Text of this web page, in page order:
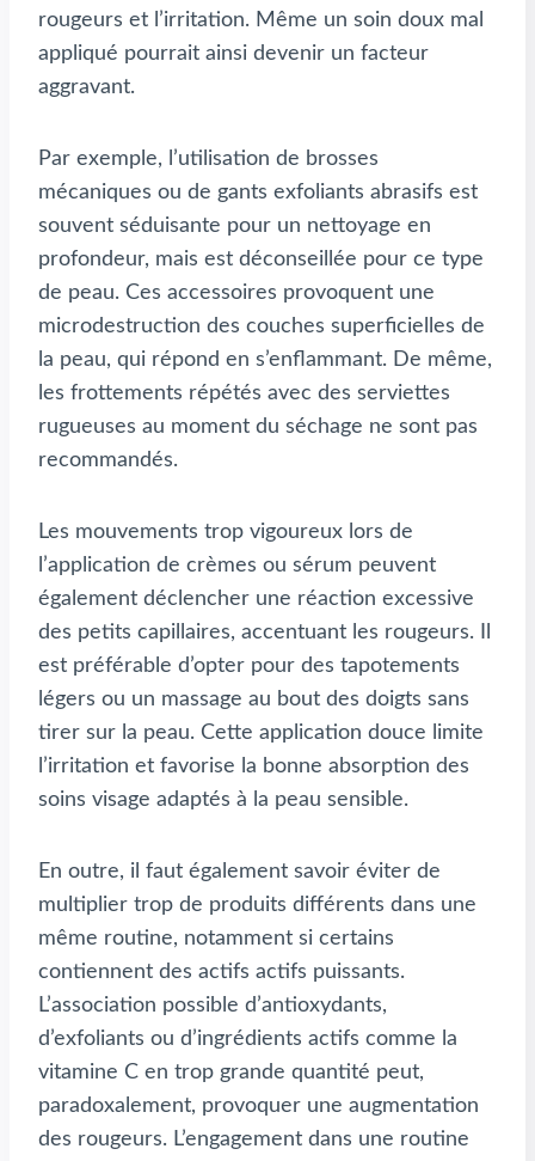
rougeurs et l’irritation. Même un soin doux mal
appliqué pourrait ainsi devenir un facteur
aggravant.
Par exemple, l’utilisation de brosses
mécaniques ou de gants exfoliants abrasifs est
souvent séduisante pour un nettoyage en
profondeur, mais est déconseillée pour ce type
de peau. Ces accessoires provoquent une
microdestruction des couches superficielles de
la peau, qui répond en s’enflammant. De même,
les frottements répétés avec des serviettes
rugueuses au moment du séchage ne sont pas
recommandés.
Les mouvements trop vigoureux lors de
l’application de crèmes ou sérum peuvent
également déclencher une réaction excessive
des petits capillaires, accentuant les rougeurs. Il
est préférable d’opter pour des tapotements
légers ou un massage au bout des doigts sans
tirer sur la peau. Cette application douce limite
l’irritation et favorise la bonne absorption des
soins visage adaptés à la peau sensible.
En outre, il faut également savoir éviter de
multiplier trop de produits différents dans une
même routine, notamment si certains
contiennent des actifs actifs puissants.
L’association possible d’antioxydants,
d’exfoliants ou d’ingrédients actifs comme la
vitamine C en trop grande quantité peut,
paradoxalement, provoquer une augmentation
des rougeurs. L’engagement dans une routine